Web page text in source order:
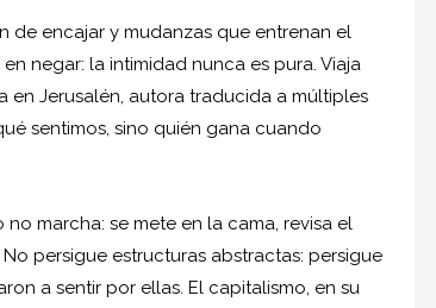
de encajar y mudanzas que entrenan el
negar: la intimidad nunca es pura. Viaja
Jerusalén, autora traducida a múltiples
sentimos, sino quién gana cuando
marcha: se mete en la cama, revisa el
persigue estructuras abstractas: persigue
a sentir por ellas. El capitalismo, en su